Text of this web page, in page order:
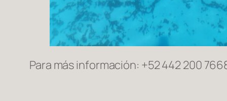
Para más información: +52 442 200